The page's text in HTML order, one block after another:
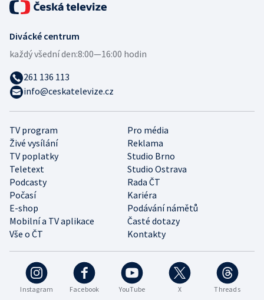
Instagram Facebook YouTube X Threads
TV program
Pro média
Živé vysílání
Reklama
TV poplatky
Studio Brno
Teletext
Studio Ostrava
Podcasty
Rada ČT
Počasí
Kariéra
E-shop
Podávání námětů
Mobilní a TV aplikace
Časté dotazy
Vše o ČT
Kontakty
Divácké centrum
každý všední den:8:00—16:00 hodin
261 136 113
info@ceskatelevize.cz